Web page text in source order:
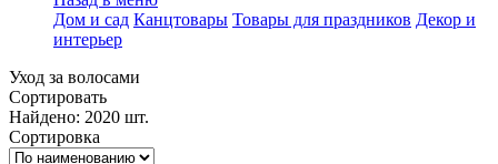
Дом и сад Канцтовары Товары для праздников Декор и
интерьер
Уход за волосами
Сортировать
Найдено: 2020 шт.
Сортировка